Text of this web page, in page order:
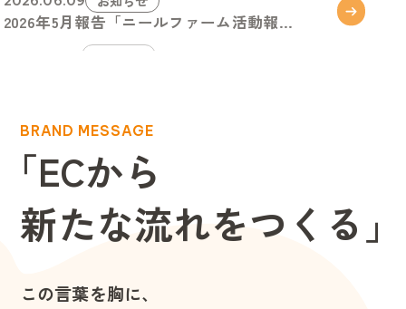
2026.06.01 お知らせ
2026年5月報告「レビューを書いて 希...
BRAND MESSAGE
「ECから
新たな流れをつ く る 」
この言葉を胸に、